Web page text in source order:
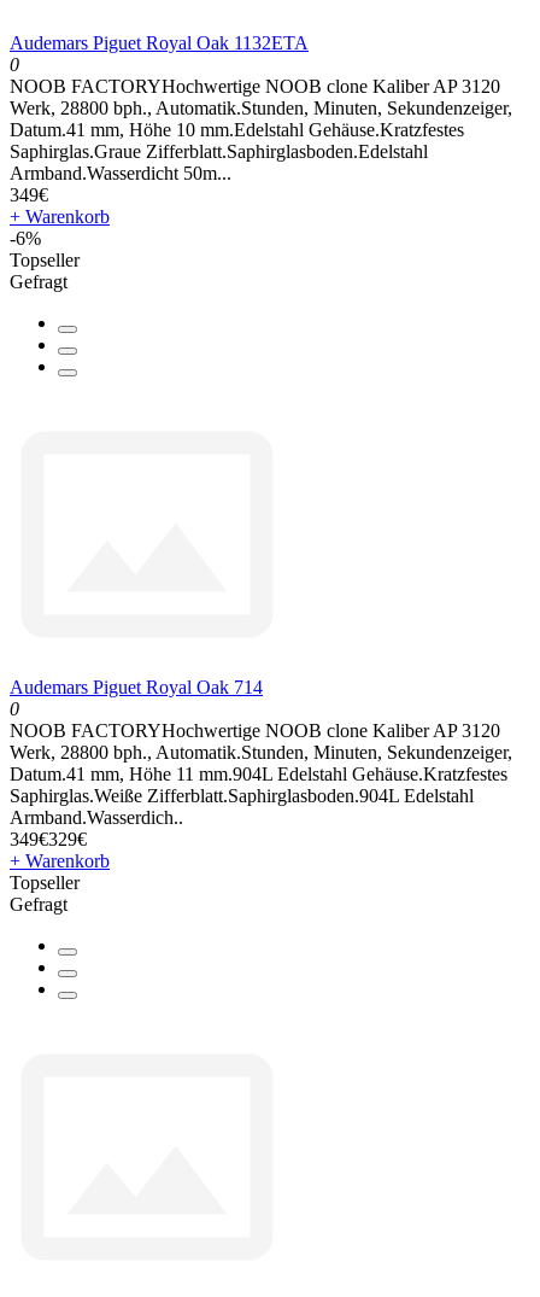
Audemars Piguet Royal Oak 1132ETA
0
NOOB FACTORYHochwertige NOOB clone Kaliber AP 3120
Werk, 28800 bph., Automatik.Stunden, Minuten, Sekundenzeiger,
Datum.41 mm, Höhe 10 mm.Edelstahl Gehäuse.Kratzfestes
Saphirglas.Graue Zifferblatt.Saphirglasboden.Edelstahl
Armband.Wasserdicht 50m...
349€
+ Warenkorb
-6%
Topseller
Gefragt
Audemars Piguet Royal Oak 714
0
NOOB FACTORYHochwertige NOOB clone Kaliber AP 3120
Werk, 28800 bph., Automatik.Stunden, Minuten, Sekundenzeiger,
Datum.41 mm, Höhe 11 mm.904L Edelstahl Gehäuse.Kratzfestes
Saphirglas.Weiße Zifferblatt.Saphirglasboden.904L Edelstahl
Armband.Wasserdich..
349€329€
+ Warenkorb
Topseller
Gefragt